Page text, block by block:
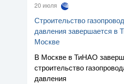
20 июля
Строительство
давления завершается в
Москве
В Москве в ТиНАО
строительство
давления